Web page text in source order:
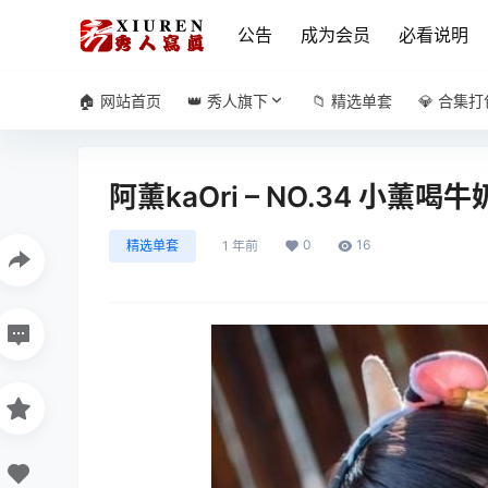
公告 成为会员 必看说明
🏠 网站首页 👑 秀人旗下 📁 精选单套 💎 合集打
阿薰kaOri – NO.34 小薰喝
精选单套 1 年前 0 16